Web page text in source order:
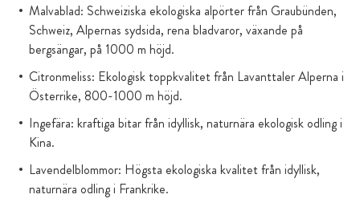
Malvablad: Schweiziska ekologiska alpörter från Graubünden,
Schweiz, Alpernas sydsida, rena bladvaror, växande på
bergsängar, på 1000 m höjd.
Citronmeliss: Ekologisk toppkvalitet från Lavanttaler Alperna i
Österrike, 800-1000 m höjd.
Ingefära: kraftiga bitar från idyllisk, naturnära ekologisk odling i
Kina.
Lavendelblommor: Högsta ekologiska kvalitet från idyllisk,
naturnära odling i Frankrike.